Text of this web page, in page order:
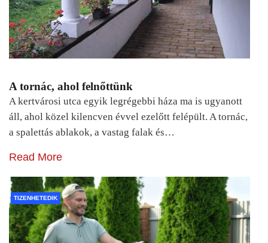
A tornác, ahol felnőttünk
A kertvárosi utca egyik legrégebbi háza ma is ugyanott
áll, ahol közel kilencven évvel ezelőtt felépült. A tornác,
a spalettás ablakok, a vastag falak és…
Read More
TIZENHETEDIK